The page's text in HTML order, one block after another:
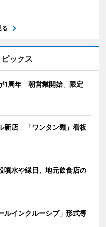
る
ックス
1周年 朝営業開始、限定
新店 「ワンタン麺」看板
噴水や縁日、地元飲食店の
ルインクルーシブ」形式導